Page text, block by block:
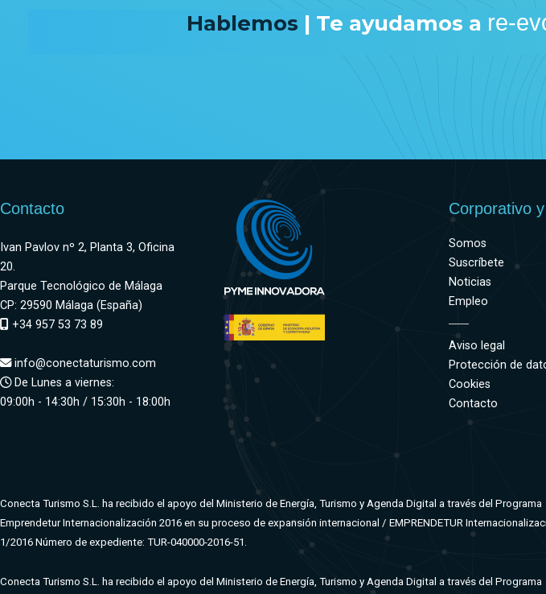
Hablemos | Te ayudamos a re-
Contacto
Ivan Pavlov nº 2, Planta 3, Oficina
20.
Parque Tecnológico de Málaga
CP: 29590 Málaga (España)
+34 957 53 73 89
info@conectaturismo.com
De Lunes a viernes:
09:00h - 14:30h / 15:30h - 18:00h
Corporativo y
Somos
Suscríbete
Noticias
Empleo
Aviso legal
Protección de
Cookies
Contacto
Conecta Turismo S.L. ha recibido el apoyo del Ministerio de Energía, Turismo y Agenda Digital a través del Programa
Emprendetur Internacionalización 2016 en su proceso de expansión internacional / EMPRENDETUR
1/2016 Número de expediente: TUR-040000-2016-51.
Conecta Turismo S.L. ha recibido el apoyo del Ministerio de Energía, Turismo y Agenda Digital a través del Programa